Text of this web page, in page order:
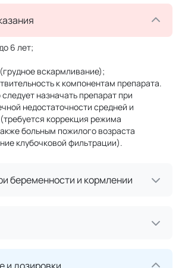
6 лет;
вскармливание);
к компонентам препарата.
назначать препарат при
недостаточности средней и
коррекция режима
больным пожилого возраста
клубочковой фильтрации).
беременности и кормлении